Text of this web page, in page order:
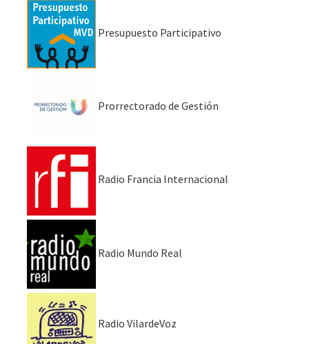
Presupuesto Participativo
Prorrectorado de Gestión
Radio Francia Internacional
Radio Mundo Real
Radio VilardeVoz